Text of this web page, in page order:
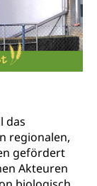
das
regionalen,
gefördert
Akteuren